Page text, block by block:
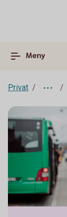
Meny
Privat